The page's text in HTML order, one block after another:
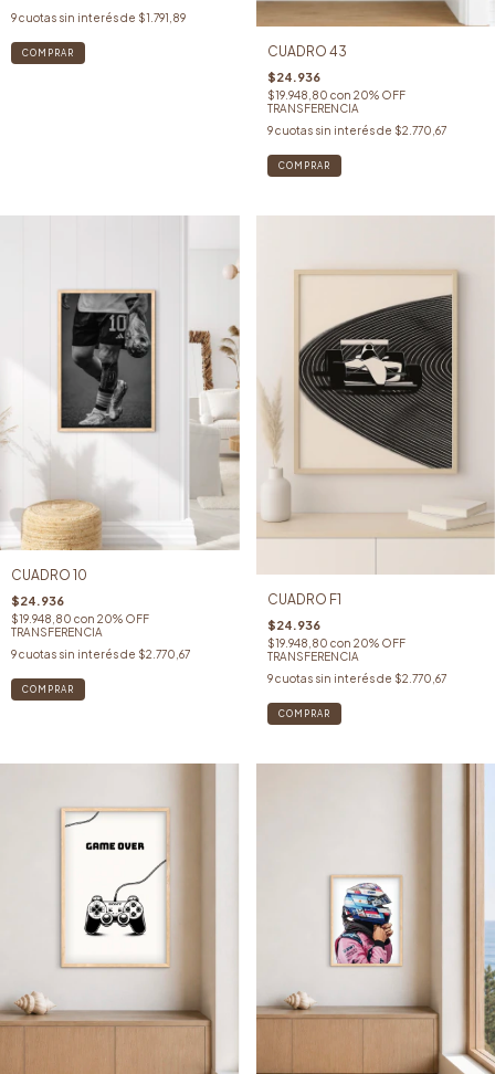
9cuotas sin interés de $1.791,89
COMPRAR CUADRO 43
$24.936
$19.948,80 con 20% OFF
TRANSFERENCIA
9 cuotas sin interés de $2.770,67
COMPRAR
CUADRO 10
$24.936
$19.948,80 con 20% OFF
TRANSFERENCIA
9cuotas sin interés de $2.770,67
COMPRAR
CUADRO F1
$24.936
$19.948,80 con 20% OFF
TRANSFERENCIA
9 cuotas sin interés de $2.770,67
COMPRAR